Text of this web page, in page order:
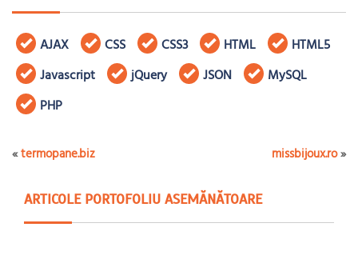
AJAX CSS CSS3 HTML
HTML5
Javascript
jQuery JSON
MySQL
PHP
«termopane.biz missbijoux.ro»
ARTICOLE PORTOFOLIU ASEMĂNĂTOARE